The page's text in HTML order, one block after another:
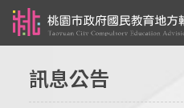
訊息公告